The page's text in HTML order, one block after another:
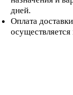
дней.
Оплата